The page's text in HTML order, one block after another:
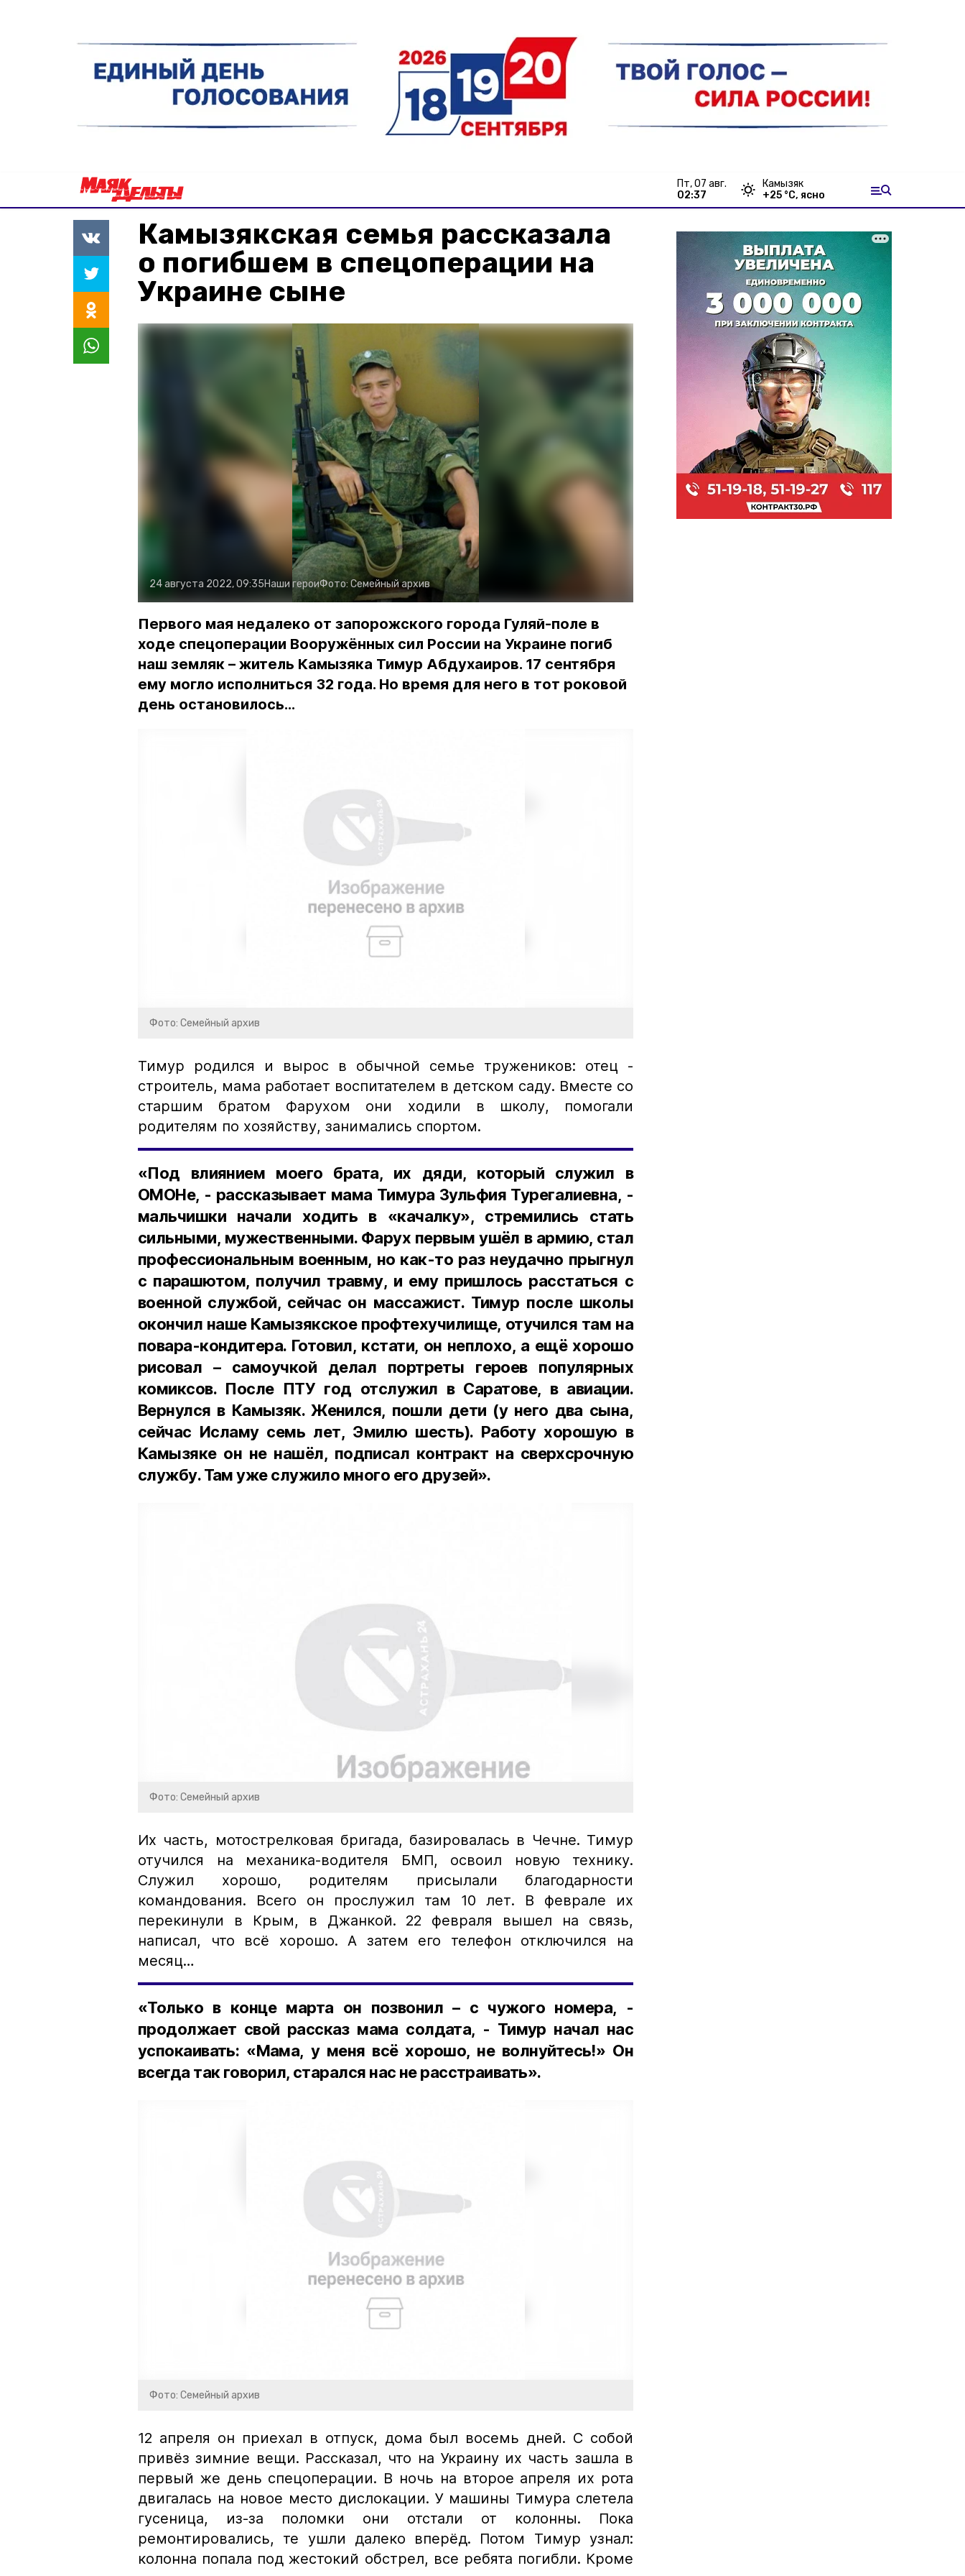
пт, 07 авг.
02:37
Камызяк
+25 °С, ясно
Камызякская семья рассказала
о погибшем в спецоперации на
Украине сыне
24 августа 2022, 09:35Наши героиФото: Семейный архив
Первого мая недалеко от запорожского города Гуляй-поле в
ходе спецоперации Вооружённых сил России на Украине погиб
наш земляк – житель Камызяка Тимур Абдухаиров. 17 сентября
ему могло исполниться 32 года. Но время для него в тот роковой
день остановилось…
Фото: Семейный архив
Тимур родился и вырос в обычной семье тружеников: отец -
строитель, мама работает воспитателем в детском саду. Вместе со
старшим братом Фарухом они ходили в школу, помогали
родителям по хозяйству, занимались спортом.
«Под влиянием моего брата, их дяди, который служил в
ОМОНе, - рассказывает мама Тимура Зульфия Турегалиевна, -
мальчишки начали ходить в «качалку», стремились стать
сильными, мужественными. Фарух первым ушёл в армию, стал
профессиональным военным, но как-то раз неудачно прыгнул
с парашютом, получил травму, и ему пришлось расстаться с
военной службой, сейчас он массажист. Тимур после школы
окончил наше Камызякское профтехучилище, отучился там на
повара-кондитера. Готовил, кстати, он неплохо, а ещё хорошо
рисовал – самоучкой делал портреты героев популярных
комиксов. После ПТУ год отслужил в Саратове, в авиации.
Вернулся в Камызяк. Женился, пошли дети (у него два сына,
сейчас Исламу семь лет, Эмилю шесть). Работу хорошую в
Камызяке он не нашёл, подписал контракт на сверхсрочную
службу. Там уже служило много его друзей».
Фото: Семейный архив
Их часть, мотострелковая бригада, базировалась в Чечне. Тимур
отучился на механика-водителя БМП, освоил новую технику.
Служил хорошо, родителям присылали благодарности
командования. Всего он прослужил там 10 лет. В феврале их
перекинули в Крым, в Джанкой. 22 февраля вышел на связь,
написал, что всё хорошо. А затем его телефон отключился на
месяц…
«Только в конце марта он позвонил – с чужого номера, -
продолжает свой рассказ мама солдата, - Тимур начал нас
успокаивать: «Мама, у меня всё хорошо, не волнуйтесь!» Он
всегда так говорил, старался нас не расстраивать».
Фото: Семейный архив
12 апреля он приехал в отпуск, дома был восемь дней. С собой
привёз зимние вещи. Рассказал, что на Украину их часть зашла в
первый же день спецоперации. В ночь на второе апреля их рота
двигалась на новое место дислокации. У машины Тимура слетела
гусеница, из-за поломки они отстали от колонны. Пока
ремонтировались, те ушли далеко вперёд. Потом Тимур узнал:
колонна попала под жестокий обстрел, все ребята погибли. Кроме